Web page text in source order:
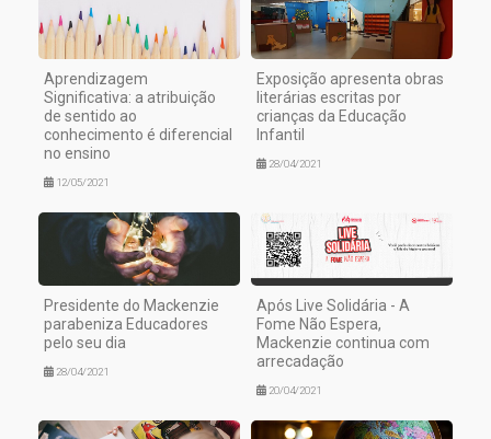
Aprendizagem
Significativa: a atribuição
de sentido ao
conhecimento é diferencial
no ensino
12/05/2021
Exposição apresenta obras
literárias escritas por
crianças da Educação
Infantil
28/04/2021
Presidente do Mackenzie
parabeniza Educadores
pelo seu dia
28/04/2021
Após Live Solidária - A
Fome Não Espera,
Mackenzie continua com
arrecadação
20/04/2021